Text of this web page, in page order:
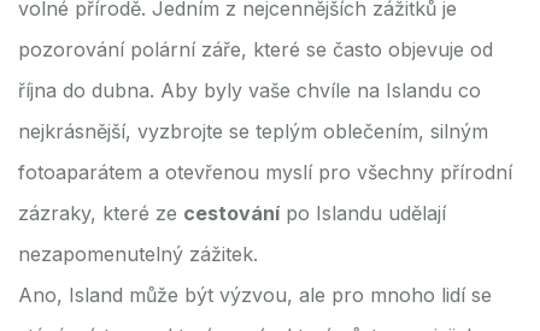
volné přírodě. Jedním z nejcennějších zážitků je
pozorování polární záře, které se často objevuje od
října do dubna. Aby byly vaše chvíle na Islandu co
nejkrásnější, vyzbrojte se teplým oblečením, silným
fotoaparátem a otevřenou myslí pro všechny přírodní
zázraky, které ze cestovánípo Islandu udělají
nezapomenutelný zážitek.
Ano, Island může být výzvou, ale pro mnoho lidí se